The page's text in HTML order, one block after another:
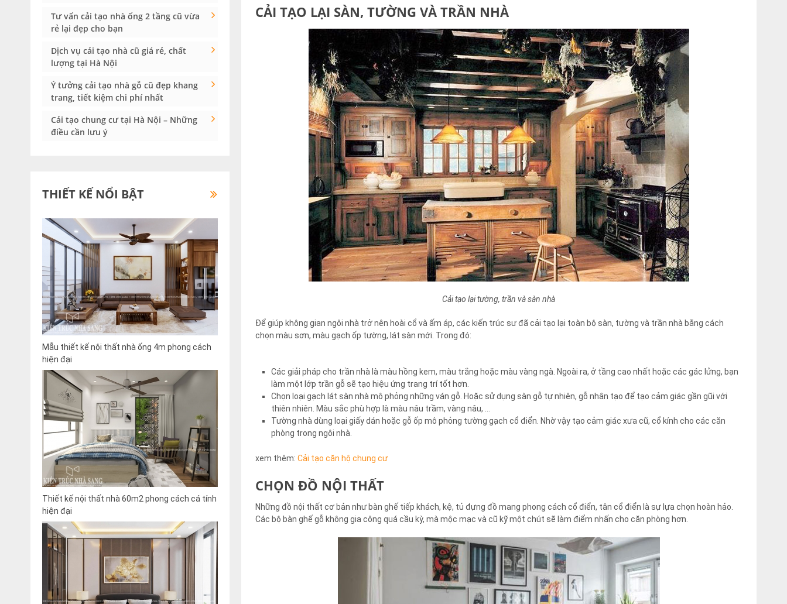
CẢI TẠO LẠI SÀN, TƯỜNG VÀ TRẦN NHÀ
Cải tạo lại tường, trần và sàn nhà
Để giúp không gian ngôi nhà trở nên hoài cổ và ấm áp, các kiến trúc sư đã cải tạo lại toàn bộ sàn, tường và trần nhà bằng cách
chọn màu sơn, màu gạch ốp tường, lát sàn mới. Trong đó:
Các giải pháp cho trần nhà là màu hồng kem, màu trắng hoặc màu vàng ngà. Ngoài ra, ở tầng cao nhất hoặc các gác lửng, bạn
làm một lớp trần gỗ sẽ tạo hiệu ứng trang trí tốt hơn.
Chọn loại gạch lát sàn nhà mô phỏng những ván gỗ. Hoặc sử dụng sàn gỗ tự nhiên, gỗ nhân tạo để tạo cảm giác gần gũi với
thiên nhiên. Màu sắc phù hợp là màu nâu trầm, vàng nâu, …
Tường nhà dùng loại giấy dán hoặc gỗ ốp mô phỏng tường gạch cổ điển. Nhờ vậy tạo cảm giác xưa cũ, cổ kính cho các căn
phòng trong ngôi nhà.
xem thêm:Cải tạo căn hộ chung cư
CHỌN ĐỒ NỘI THẤT
Những đồ nội thất cơ bản như bàn ghế tiếp khách, kệ, tủ đựng đồ mang phong cách cổ điển, tân cổ điển là sự lựa chọn hoàn hảo.
Các bộ bàn ghế gỗ không gia công quá cầu kỳ, mà mộc mạc và cũ kỹ một chút sẽ làm điểm nhấn cho căn phòng hơn.
Tư vấn cải tạo nhà ống 2 tầng cũ vừa
rẻ lại đẹp cho bạn
Dịch vụ cải tạo nhà cũ giá rẻ, chất
lượng tại Hà Nội
Ý tưởng cải tạo nhà gỗ cũ đẹp khang
trang, tiết kiệm chi phí nhất
Cải tạo chung cư tại Hà Nội – Những
điều cần lưu ý
THIẾT KẾ NỔI BẬT
Mẫu thiết kế nội thất nhà ống 4m phong cách
hiện đại
Thiết kế nội thất nhà 60m2 phong cách cá tính
hiện đại